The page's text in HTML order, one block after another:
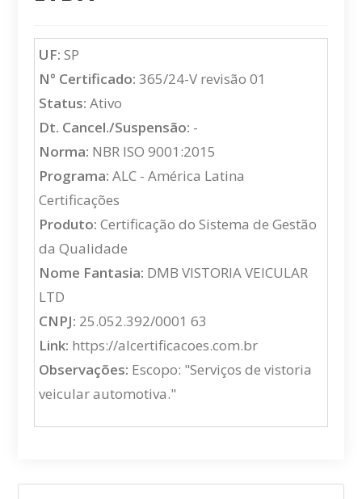
UF: SP
N° Certificado: 365/24-V revisão 01
Status: Ativo
Dt. Cancel./Suspensão: -
Norma: NBR ISO 9001:2015
Programa: ALC - América Latina
Certificações
Produto: Certificação do Sistema de Gestão
da Qualidade
Nome Fantasia: DMB VISTORIA VEICULAR
LTD
CNPJ: 25.052.392/0001 63
Link: https://alcertificacoes.com.br
Observações: Escopo: "Serviços de vistoria
veicular automotiva."